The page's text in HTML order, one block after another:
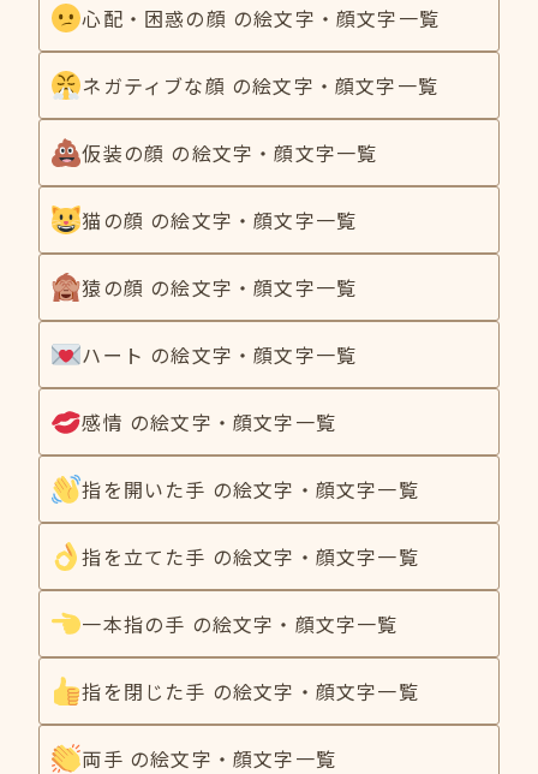
心配・困惑の顔 の絵文字・顔文字一覧
ネガティブな顔 の絵文字・顔文字一覧
仮装の顔 の絵文字・顔文字一覧
猫の顔 の絵文字・顔文字一覧
猿の顔 の絵文字・顔文字一覧
ハート の絵文字・顔文字一覧
感情 の絵文字・顔文字一覧
指を開いた手 の絵文字・顔文字一覧
指を立てた手 の絵文字・顔文字一覧
一本指の手 の絵文字・顔文字一覧
指を閉じた手 の絵文字・顔文字一覧
両手 の絵文字・顔文字一覧